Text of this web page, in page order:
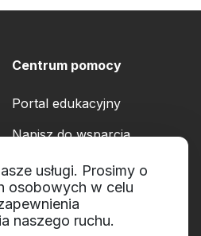
usługi. Prosimy o
osobowych w celu
naszego ruchu.
Centrum pomocy
Portal edukacyjny
Napisz do wsparcia
Warunki korzystania
Polityka zwrotów
Polityka prywatności